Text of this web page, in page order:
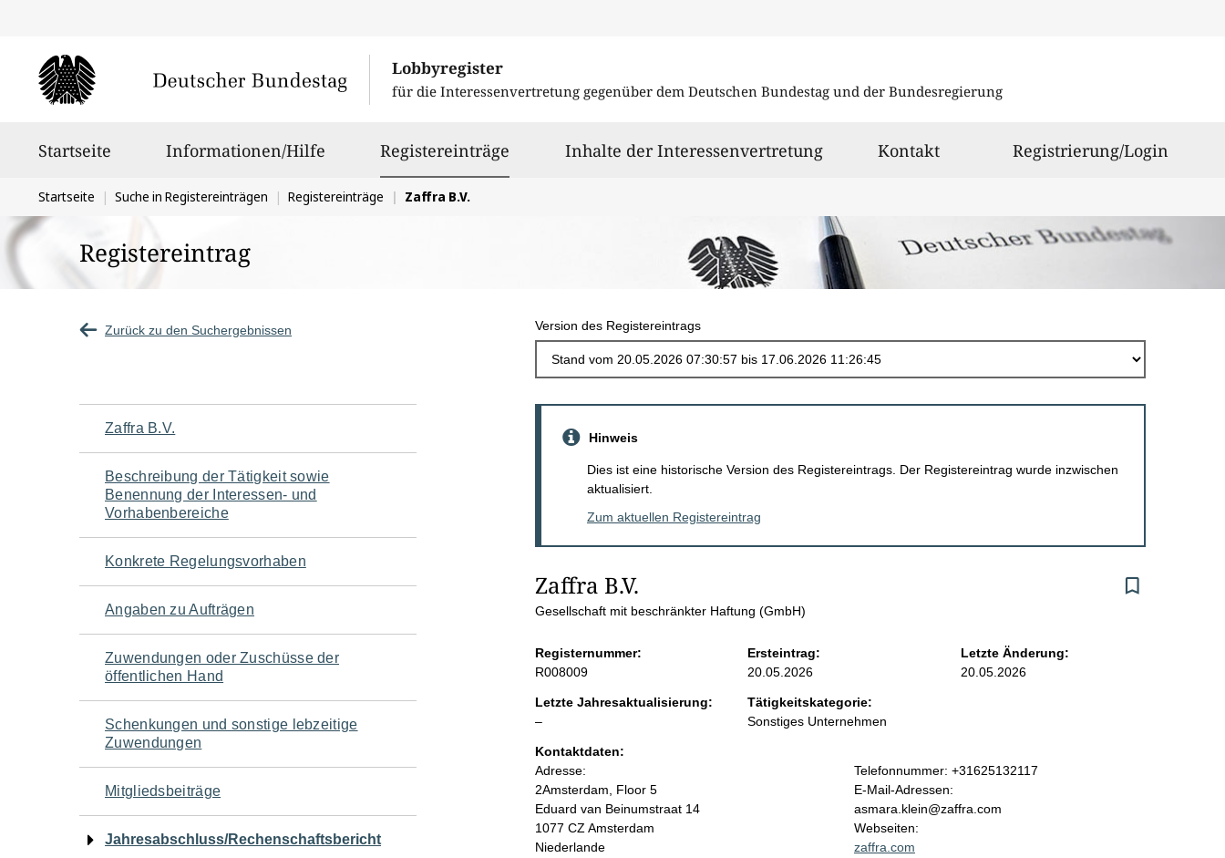
Lobbyregister
für die Interessenvertretung gegenüber dem Deutschen Bundestag und der Bundesregierung
Startseite Informationen/Hilfe Registereinträge ausgewähltInhalte der Interessenvertretung Kontakt Registrierung/Login
Sie
befinden
sich
hier:
Startseite Suche in Registereinträgen Registereinträge Zaffra B.V.
Registereintrag
Zurück zu den Suchergebnissen Version des Registereintrags
Navigation
für
den
Seiteninhalt
Zaffra B.V.
Beschreibung der Tätigkeit sowie
Benennung der Interessen- und
Vorhabenbereiche
Konkrete Regelungsvorhaben
Angaben zu Aufträgen
Zuwendungen oder Zuschüsse der
öffentlichen Hand
Schenkungen und sonstige lebzeitige
Zuwendungen
Mitgliedsbeiträge
Jahresabschluss/Rechenschaftsbericht
e
n
i
n
h
a
Hinweis
Dies ist eine historische Version des Registereintrags. Der Registereintrag wurde inzwischen
aktualisiert.
Zum aktuellen Registereintrag
Zaffra B.V.
Gesellschaft mit beschränkter Haftung (GmbH)
Registernummer:
R008009
Ersteintrag:
20.05.2026
Letzte Änderung:
20.05.2026
Letzte Jahresaktualisierung:
–l
e
r
Tätigkeitskategorie:
Sonstiges Unternehmen
Kontaktdaten:
Adresse:
2Amsterdam, Floor 5
Eduard van Beinumstraat 14
1077 CZ Amsterdam
Niederlande
K
o
n
t
a
Telefonnummer: +31625132117
E-Mail-Adressen:
asmara.klein@zaffra.com
Webseiten:
zaffra.com